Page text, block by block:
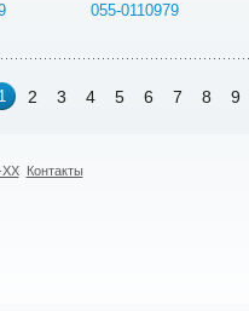
055-0110979
1 2 3 4 5 6 7 8 9
Контакты